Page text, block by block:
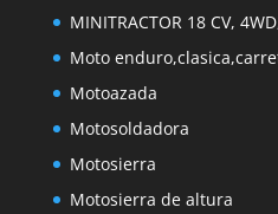
MINITRACTOR 18 CV,
Moto
Motoazada
Motosoldadora
Motosierra
Motosierra de altura